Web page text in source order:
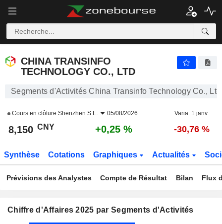
CHINA TRANSINFO
TECHNOLOGY CO., LTD
Segments d'Activités China Transinfo Technology Co., Ltd
Cours en clôture Shenzhen S.E. 05/08/2026 Varia. 1 janv.
8,150 CNY +0,25 % -30,76 %
Synthèse Cotations Graphiques Actualités
Prévisions des Analystes Compte de Résultat Bilan Flux
Chiffre d'Affaires 2025 par Segments d'Activités